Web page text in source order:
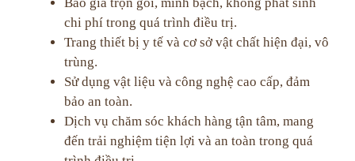
chi phí trong quá trình điều trị.
Trang thiết bị y tế và cơ sở vật chất hiện đại, vô
trùng.
Sử dụng vật liệu và công nghệ cao cấp, đảm
bảo an toàn.
Dịch vụ chăm sóc khách hàng tận tâm, mang
đến trải nghiệm tiện lợi và an toàn trong quá